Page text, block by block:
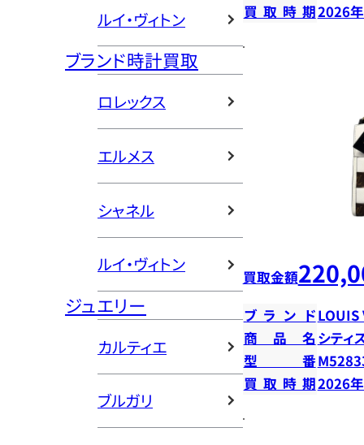
ルイ・ヴィトン
ブランド時計買取
ロレックス
エルメス
シャネル
ルイ・ヴィトン
ジュエリー
カルティエ
ブルガリ
買取時期2026
買取金額
ブランドLOUIS
商品名 シティ
型番
買取時期2026